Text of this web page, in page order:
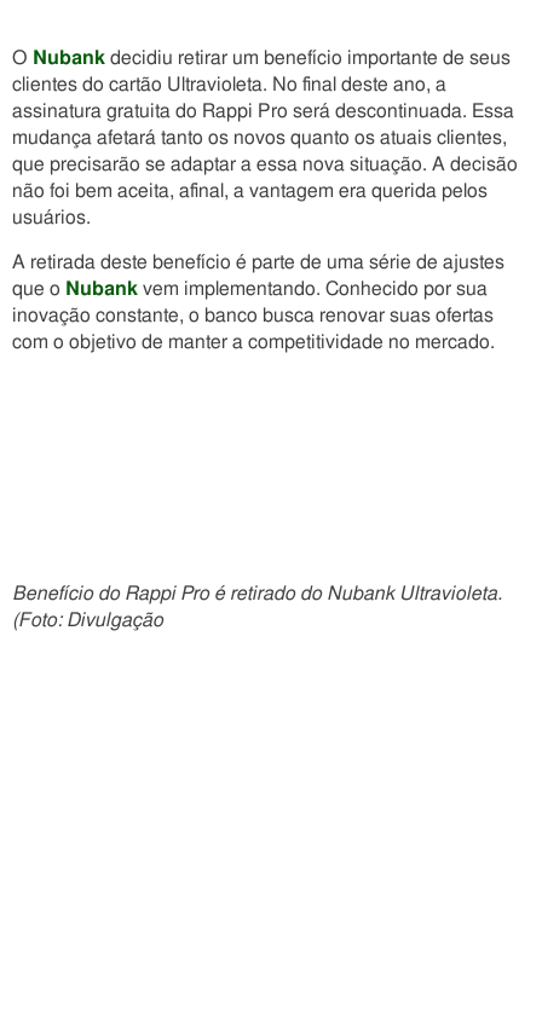
O Nubank decidiu retirar um benefício importante de seus
clientes do cartão Ultravioleta. No final deste ano, a
assinatura gratuita do Rappi Pro será descontinuada. Essa
mudança afetará tanto os novos quanto os atuais clientes,
que precisarão se adaptar a essa nova situação. A decisão
não foi bem aceita, afinal, a vantagem era querida pelos
usuários.
A retirada deste benefício é parte de uma série de ajustes
que o Nubank vem implementando. Conhecido por sua
inovação constante, o banco busca renovar suas ofertas
com o objetivo de manter a competitividade no mercado.
Benefício do Rappi Pro é retirado do Nubank Ultravioleta.
(Foto: Divulgação